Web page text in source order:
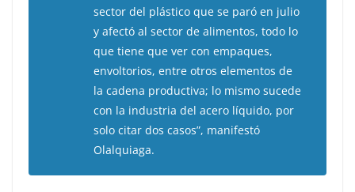
sector del plástico que se paró en julio
y afectó al sector de alimentos, todo lo
que tiene que ver con empaques,
envoltorios, entre otros elementos de
la cadena productiva; lo mismo sucede
con la industria del acero líquido, por
solo citar dos casos”, manifestó
Olalquiaga.